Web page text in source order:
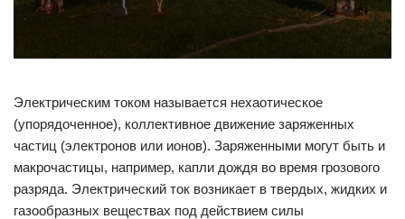
Электрическим током называется нехаотическое
(упорядоченное), коллективное движение заряженных
частиц (электронов или ионов). Заряженными могут быть и
макрочастицы, например, капли дождя во время грозового
разряда. Электрический ток возникает в твердых, жидких и
газообразных веществах под действием силы